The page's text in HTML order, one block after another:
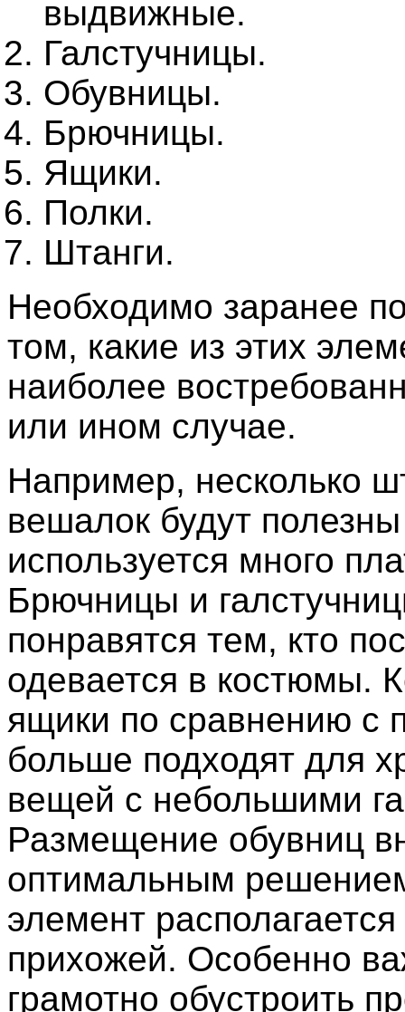
выдвижные.
Галстучницы.
Обувницы.
Брючницы.
Ящики.
Полки.
Штанги.
Необходимо заранее
том, какие из этих
наиболее
или ином случае.
Например, несколько
вешалок будут
используется много
Брючницы и
понравятся тем, кто
одевается в костюмы.
ящики по сравнению с
больше подходят для
вещей с небольшими
Размещение обувниц
оптимальным
элемент
прихожей. Особенно
грамотно обустроить